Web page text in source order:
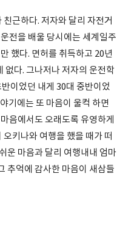
근하다. 저자와 달리 자전거
전을 배울 당시에는 세계일주
했다. 면허를 취득하고 20년
없다. 그나저나 저자의 운전학
이었던 내게 30대 중반이었
기에는 또 마음이 울컥 하면
음에서도 오래도록 유영하게
키나와 여행을 했을 때가 떠
운 마음과 달리 여행내내 엄마
추억에 감사한 마음이 새삼들